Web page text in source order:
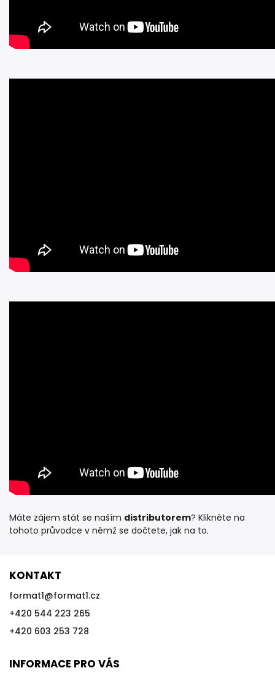
Máte zájem stát se naším distributorem? Klikněte na
tohoto průvodce v němž se dočtete, jak na to.
KONTAKT
format1@format1.cz
+420 544 223 265
+420 603 253 728
INFORMACE PRO VÁS